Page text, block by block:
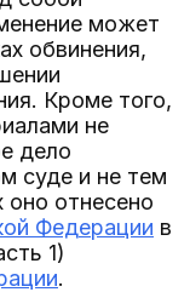
может
обвинения,
Кроме того,
не
дело
суде и не тем
оно отнесено
Федерации в
1)
.